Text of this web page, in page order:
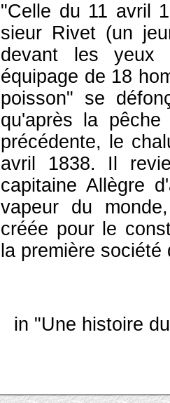
"Celle du 11 avril
sieur Rivet (un
devant les
équipage de 18
poisson" se
qu'après la
précédente, le
avril 1838. Il
capitaine Allègre
vapeur du
créée pour le
la première
in "Une histoire